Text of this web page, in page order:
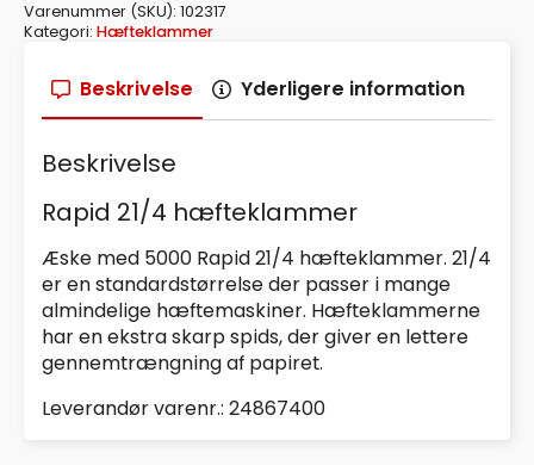
Varenummer (SKU): 102317
Kategori: Hæfteklammer
Beskrivelse Yderligere information
Beskrivelse
Rapid 21/4 hæfteklammer
Æske med 5000 Rapid 21/4 hæfteklammer. 21/4
er en standardstørrelse der passer i mange
almindelige hæftemaskiner. Hæfteklammerne
har en ekstra skarp spids, der giver en lettere
gennemtrængning af papiret.
Leverandør varenr.: 24867400